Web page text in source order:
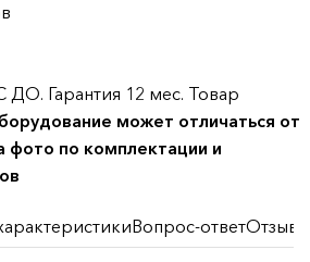
Гарантия 12 мес. Товар
может отличаться от
фото по комплектации и
Вопрос-ответОтзывы